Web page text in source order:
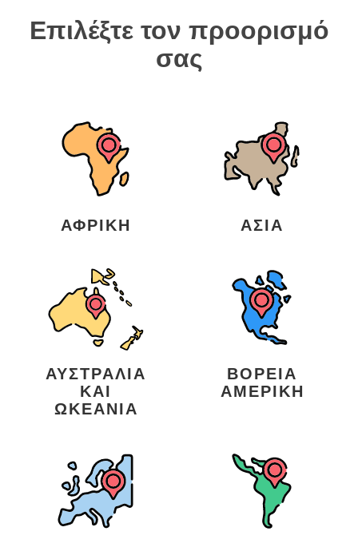
Επιλέξτε τον προορισμό
σας
ΑΦΡΙΚΉ ΑΣΊΑ
ΑΥΣΤΡΑΛΊΑ
ΚΑΙ
ΩΚΕΑΝΊΑ
ΒΌΡΕΙΑ
ΑΜΕΡΙΚΉ